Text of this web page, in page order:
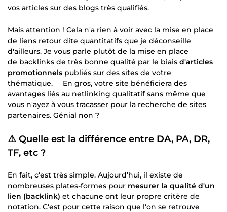
vos articles sur des blogs très qualifiés.
Mais attention ! Cela n'a rien à voir avec la mise en place
de liens retour dite quantitatifs que je déconseille
d'ailleurs. Je vous parle plutôt de la mise en place
de backlinks de très bonne qualité par le biais d'articles
promotionnels publiés sur des sites de votre
thématique. En gros, votre site bénéficiera des
avantages liés au netlinking qualitatif sans même que
vous n'ayez à vous tracasser pour la recherche de sites
partenaires. Génial non ?
⚠️ Quelle est la différence entre DA, PA, DR,
TF, etc ?
En fait, c'est très simple. Aujourd’hui, il existe de
nombreuses plates-formes pour mesurer la qualité d'un
lien (backlink) et chacune ont leur propre critère de
notation. C'est pour cette raison que l'on se retrouve